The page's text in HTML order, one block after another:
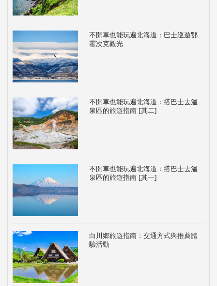
不開車也能玩遍北海道：巴士巡遊鄂
霍次克觀光
不開車也能玩遍北海道：搭巴士去溫
泉區的旅遊指南 [其二]
不開車也能玩遍北海道：搭巴士去溫
泉區的旅遊指南 [其一]
白川鄉旅遊指南：交通方式與推薦體
驗活動